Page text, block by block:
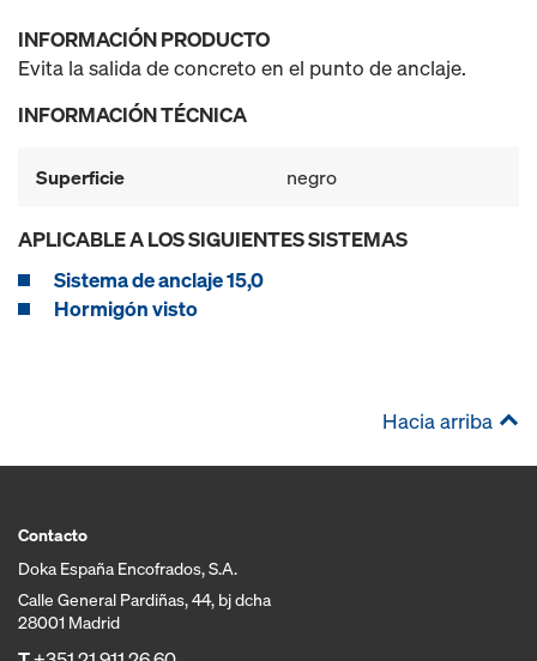
INFORMACIÓN PRODUCTO
Evita la salida de concreto en el punto de anclaje.
INFORMACIÓN TÉCNICA
Superficie negro
APLICABLE A LOS SIGUIENTES SISTEMAS
Sistema de anclaje 15,0
Hormigón visto
Hacia arriba
Contacto
Doka España Encofrados, S.A.
Calle General Pardiñas, 44, bj dcha
28001 Madrid